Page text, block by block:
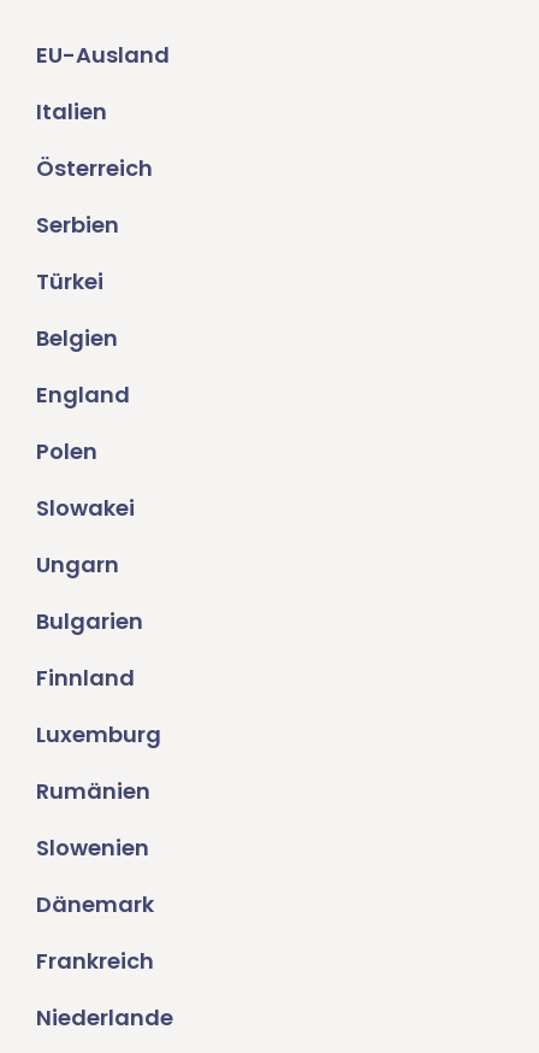
EU-Ausland
Italien
Österreich
Serbien
Türkei
Belgien
England
Polen
Slowakei
Ungarn
Bulgarien
Finnland
Luxemburg
Rumänien
Slowenien
Dänemark
Frankreich
Niederlande